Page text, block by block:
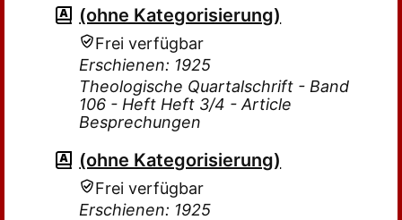
(ohne Kategorisierung)
Frei verfügbar
Erschienen: 1925
Theologische Quartalschrift - Band
106 - Heft Heft 3/4 - Article
Besprechungen
(ohne Kategorisierung)
Frei verfügbar
Erschienen: 1925